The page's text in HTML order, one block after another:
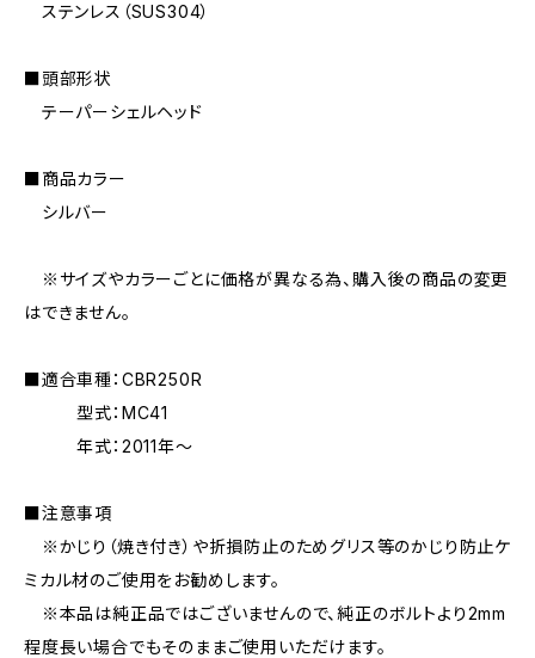
ステンレス（SUS304）
■頭部形状
テーパーシェルヘッド
■商品カラー
シルバー
※サイズやカラーごとに価格が異なる為、購入後の商品の変更
はできません。
■適合車種：CBR250R
型式：MC41
年式：2011年〜
■注意事項
※かじり（焼き付き）や折損防止のためグリス等のかじり防止ケ
ミカル材のご使用をお勧めします。
※本品は純正品ではございませんので、純正のボルトより2mm
程度長い場合でもそのままご使用いただけます。